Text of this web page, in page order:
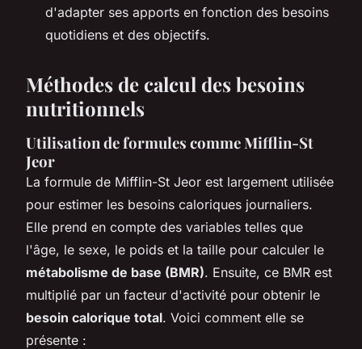
d'adapter ses apports en fonction des besoins
quotidiens et des objectifs.
Méthodes de calcul des besoins
nutritionnels
Utilisation de formules comme Mifflin-St
Jeor
La formule de Mifflin-St Jeor est largement utilisée
pour estimer les besoins caloriques journaliers.
Elle prend en compte des variables telles que
l'âge, le sexe, le poids et la taille pour calculer le
métabolisme de base (BMR). Ensuite, ce BMR est
multiplié par un facteur d'activité pour obtenir le
besoin calorique total. Voici comment elle se
présente :